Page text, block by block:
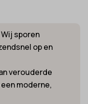
Wij sporen
op en
verouderde
moderne,